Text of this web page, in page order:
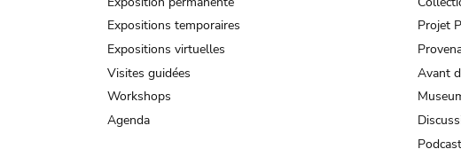
Expositions temporaires
Expositions virtuelles
Visites guidées
Workshops
Agenda
Projet
Avant